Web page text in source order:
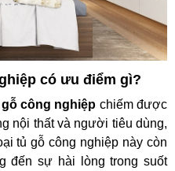
có ưu điểm gì?
công nghiệp chiếm được
nội thất và người tiêu dùng,
tủ gỗ công nghiệp này còn
đến sự hài lòng trong suốt